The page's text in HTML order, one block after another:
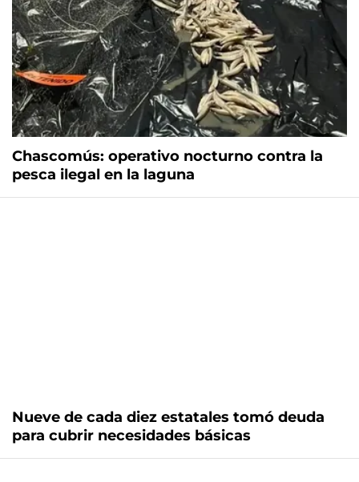
Chascomús: operativo nocturno contra la
pesca ilegal en la laguna
Nueve de cada diez estatales tomó deuda
para cubrir necesidades básicas